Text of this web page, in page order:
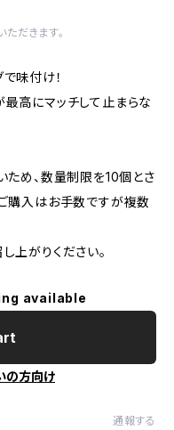
だきます。
味付け！
高にマッチして止まらな
め、数量制限を10個とさ
購入はお手数ですが複数
上がりください。
available
の方向け
通報する